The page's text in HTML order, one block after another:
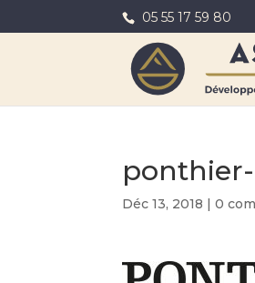
05 55 17 59 80
Déc 13, 2018 |0